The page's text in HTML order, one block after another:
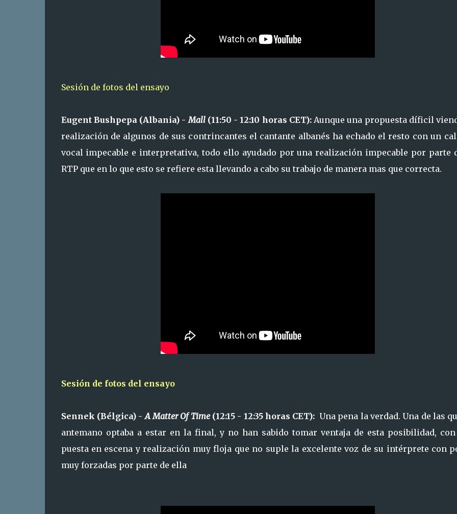
Sesión de fotos del ensayo
Eugent Bushpepa (Albania) -Mall (11:50 - 12:10 horas CET):Aunque una propuesta díficil
realización de algunos de sus contrincantes el cantante albanés ha echado el resto con un
vocal impecable e interpretativa, todo ello ayudado por una realización impecable por parte
RTP que en lo que esto se refiere esta llevando a cabo su trabajo de manera mas que correcta.
Sesión de fotos del ensayo
Sennek (Bélgica) -A Matter Of Time(12:15 - 12:35 horas CET): Una pena la verdad. Una de las
antemano optaba a estar en la final, y no han sabido tomar ventaja de esta posibilidad,
puesta en escena y realización muy floja que no suple la excelente voz de su intérprete con
muy forzadas por parte de ella